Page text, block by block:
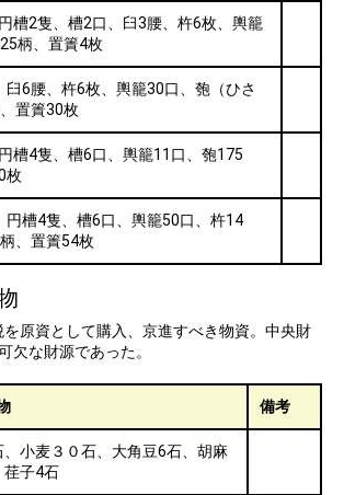
槽2隻、槽2口、臼3腰、杵6枚、輿籠
柄、置簀4枚
臼6腰、杵6枚、輿籠30口、匏（ひさ
置簀30枚
槽4隻、槽6口、輿籠11口、匏175
枚
円槽4隻、槽6口、輿籠50口、杵14
、置簀54枚
原資として購入、京進すべき物資。中央財
欠な財源であった。
備考
、小麦３０石、大角豆6石、胡麻
荏子4石